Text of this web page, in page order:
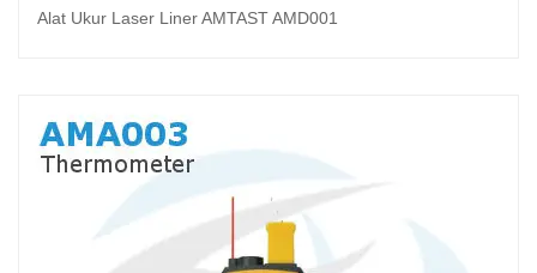
Alat Ukur Laser Liner AMTAST AMD001